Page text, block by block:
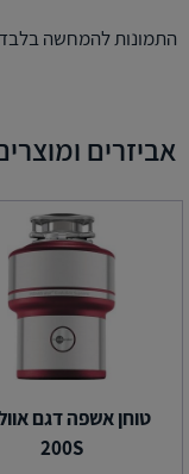
התמונות להמחשה בלבד
אביזרים
טוחן אשפה דגם
200S